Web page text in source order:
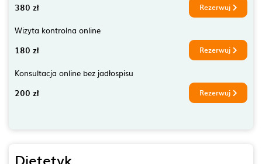
380 zł Rezerwuj
Wizyta kontrolna online
180 zł Rezerwuj
Konsultacja online bez jadłospisu
200 zł Rezerwuj